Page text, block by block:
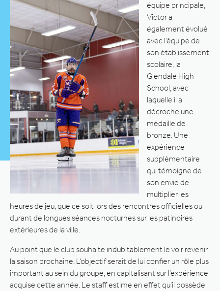
équipe principale,
Victor a
également évolué
avec l’équipe de
son établissement
scolaire, la
Glendale High
School, avec
laquelle il a
décroché une
médaille de
bronze. Une
expérience
supplémentaire
qui témoigne de
son envie de
multiplier les
heures de jeu, que ce soit lors des rencontres officielles ou
durant de longues séances nocturnes sur les patinoires
extérieures de la ville.
Au point que le club souhaite indubitablement le voir revenir
la saison prochaine. L’objectif serait de lui confier un rôle plus
important au sein du groupe, en capitalisant sur l’expérience
acquise cette année. Le staff estime en effet qu’il possède